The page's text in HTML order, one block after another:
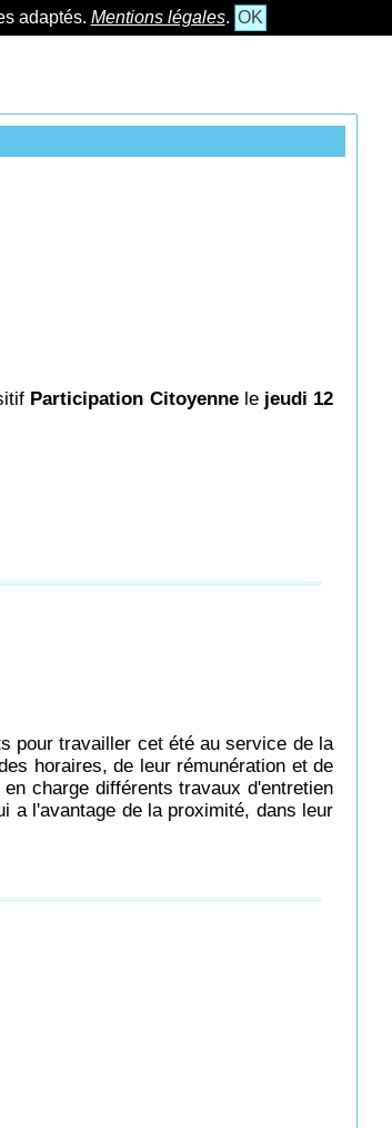
adaptés. Mentions légales. OK
Participation Citoyennele jeudi 12
pour travailler cet été au service de la
horaires, de leur rémunération et de
charge différents travaux d'entretien
a l'avantage de la proximité, dans leur